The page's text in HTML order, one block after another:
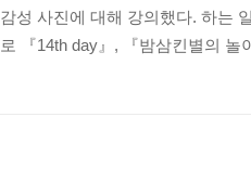
감성 사진에 대해 강의했다. 하는
로 『14th day』, 『밤삼킨별의